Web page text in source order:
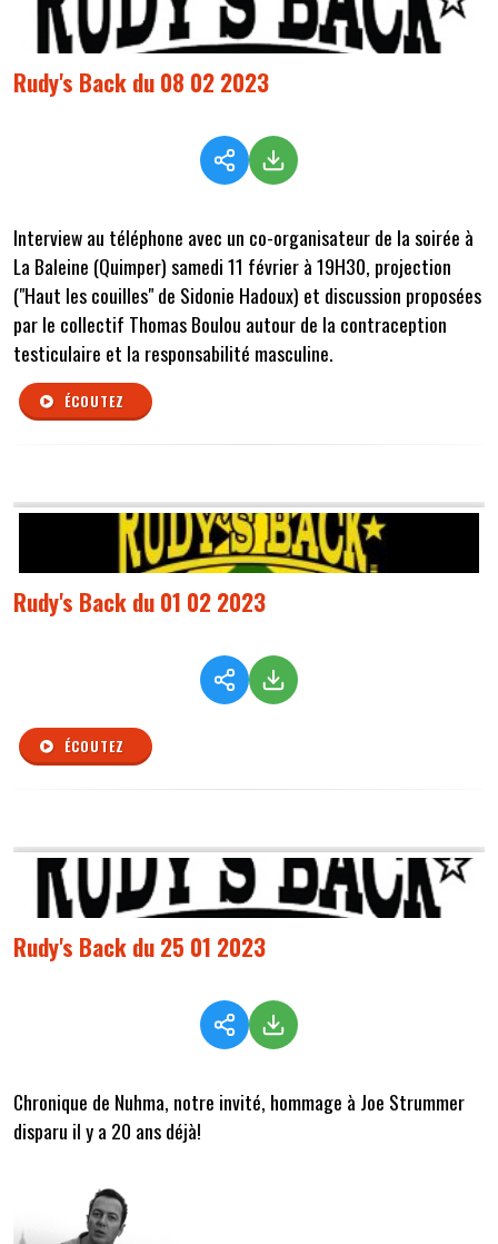
Rudy's Back du 08 02 2023
Interview au téléphone avec un co-organisateur de la soirée à
La Baleine (Quimper) samedi 11 février à 19H30, projection
("Haut les couilles" de Sidonie Hadoux) et discussion proposées
par le collectif Thomas Boulou autour de la contraception
testiculaire et la responsabilité masculine.
ÉCOUTEZ
Rudy's Back du 01 02 2023
ÉCOUTEZ
Rudy's Back du 25 01 2023
Chronique de Nuhma, notre invité, hommage à Joe Strummer
disparu il y a 20 ans déjà!